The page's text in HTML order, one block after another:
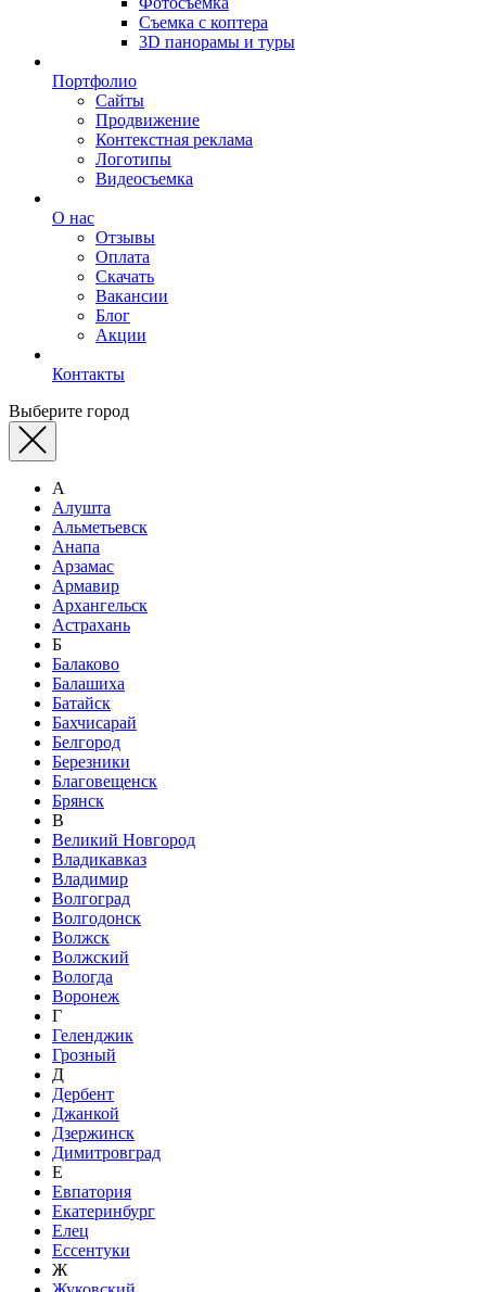
Съемка с коптера
3D панорамы и туры
Портфолио
Сайты
Продвижение
Контекстная реклама
Логотипы
Видеосъемка
О нас
Отзывы
Оплата
Скачать
Вакансии
Блог
Акции
Контакты
Выберите город
А
Алушта
Альметьевск
Анапа
Арзамас
Армавир
Архангельск
Астрахань
Б
Балаково
Балашиха
Батайск
Бахчисарай
Белгород
Березники
Благовещенск
Брянск
В
Великий Новгород
Владикавказ
Владимир
Волгоград
Волгодонск
Волжск
Волжский
Вологда
Воронеж
Г
Геленджик
Грозный
Д
Дербент
Джанкой
Дзержинск
Димитровград
Е
Евпатория
Екатеринбург
Елец
Ессентуки
Ж